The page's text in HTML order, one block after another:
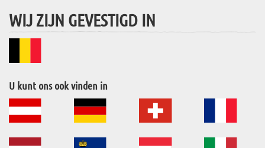
WIJ ZIJN GEVESTIGD IN
U kunt ons ook vinden in